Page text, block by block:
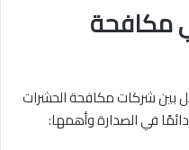
مكافحة
بين شركات مكافحة الحشرات
في الصدارة وأهمها: